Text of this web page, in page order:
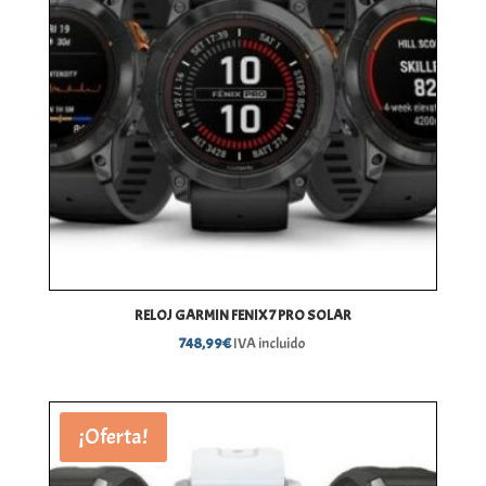
RELOJ GARMIN FENIX 7 PRO SOLAR
748,99€IVA incluido
¡Oferta!